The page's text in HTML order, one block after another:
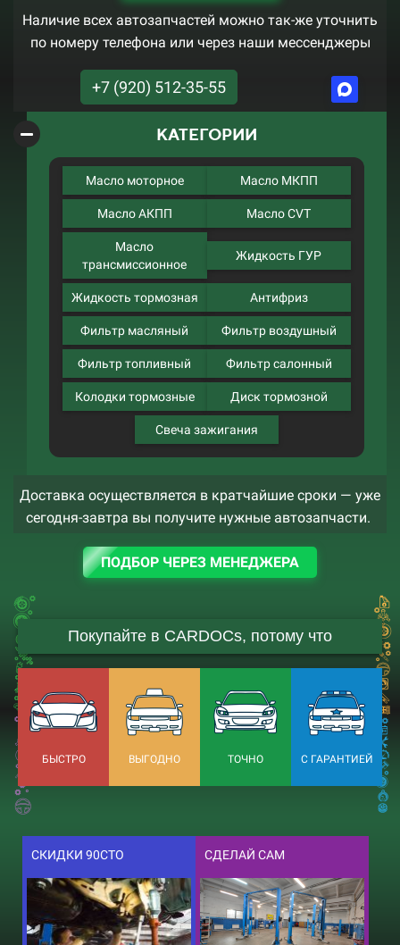
Наличие всех автозапчастей можно так-же уточнить
по номеру телефона или через наши мессенджеры
+7 (920) 512-35-55
КАТЕГОРИИ
Масло моторное Масло МКПП
Масло АКПП Масло CVT
Масло
трансмиссионное
Жидкость ГУР
Жидкость тормозная Антифриз
Фильтр масляный Фильтр воздушный
Фильтр топливный Фильтр салонный
Колодки тормозные Диск тормозной
Свеча зажигания
Доставка осуществляется в кратчайшие сроки — уже
сегодня-завтра вы получите нужные автозапчасти.
ПОДБОР ЧЕРЕЗ МЕНЕДЖЕРА
Покупайте в CARDOCs, потому что
БЫСТРО ВЫГОДНО ТОЧНО С ГАРАНТИЕЙ
СКИДКИ 90СТО СДЕЛАЙ САМ